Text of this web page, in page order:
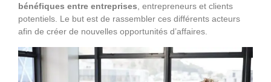
bénéfiques entre entreprises , entrepreneurs et clients
potentiels. Le but est de rassembler ces différents acteurs
afin de créer de nouvelles opportunités d’affaires.